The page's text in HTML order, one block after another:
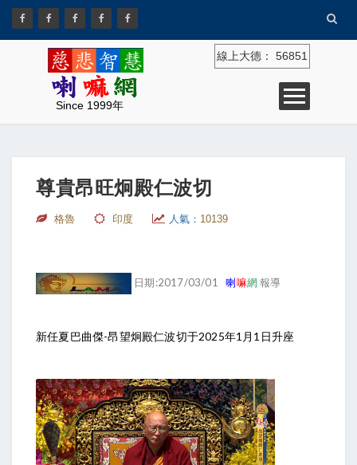
Since 1999年
線上大德： 56851
尊貴昂旺炯殿仁波切
格魯 印度 人氣： 10139
日期:2017/03/01喇嘛網報導
新任夏巴曲傑-昂望炯殿仁波切于2025年1月1日升座